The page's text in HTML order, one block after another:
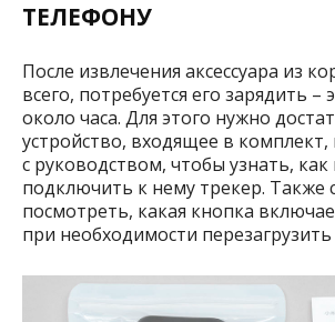
ТЕЛЕФОНУ
После извлечения аксессуара из
всего, потребуется его зарядить –
около часа. Для этого нужно
устройство, входящее в комплект,
с руководством, чтобы узнать,
подключить к нему трекер. Также
посмотреть, какая кнопка
при необходимости перезагрузить